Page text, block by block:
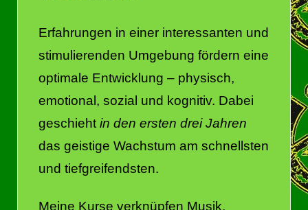
Erfahrungen in einer interessanten und
stimulierenden Umgebung fördern eine
optimale Entwicklung – physisch,
emotional, sozial und kognitiv. Dabei
geschieht in den ersten drei Jahren
das geistige Wachstum am schnellsten
und tiefgreifendsten.
Meine Kurse verknüpfen Musik,